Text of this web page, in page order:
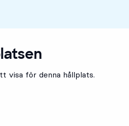
visa för denna hållplats.